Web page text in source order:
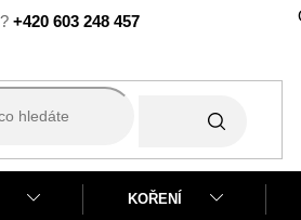
+420 603 248 457
KOŘENÍ